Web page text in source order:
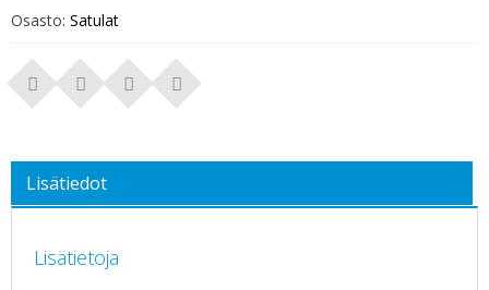
Osasto: Satulat
Lisätiedot
Lisätietoja